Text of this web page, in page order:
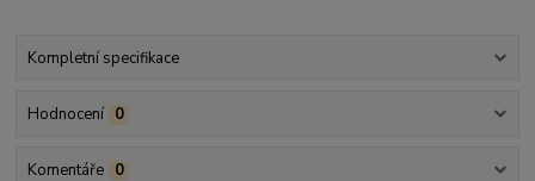
Kompletní specifikace
Hodnocení 0
Komentáře 0